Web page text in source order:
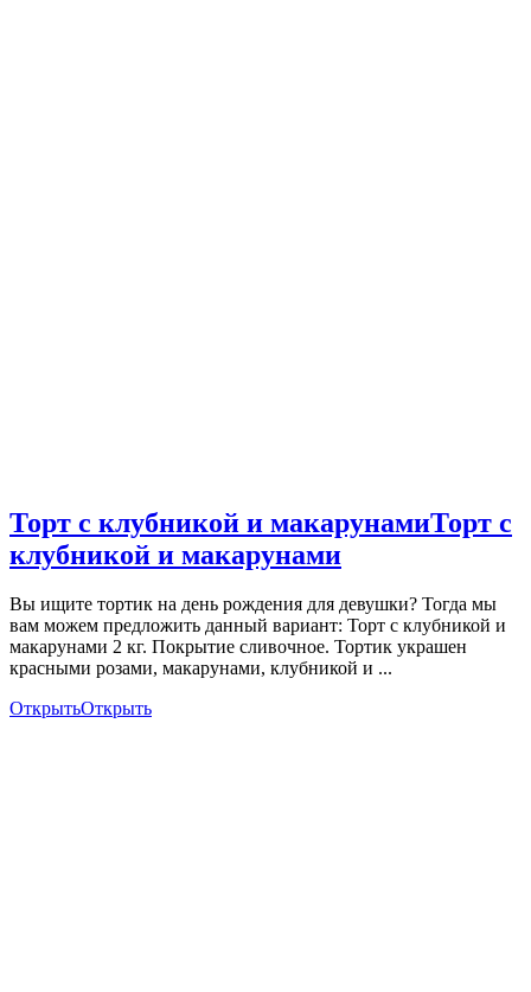
Торт с клубникой и макарунамиТорт с
клубникой и макарунами
Вы ищите тортик на день рождения для девушки? Тогда мы
вам можем предложить данный вариант: Торт с клубникой и
макарунами 2 кг. Покрытие сливочное. Тортик украшен
красными розами, макарунами, клубникой и ...
ОткрытьОткрыть